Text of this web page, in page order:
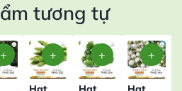
tương tự